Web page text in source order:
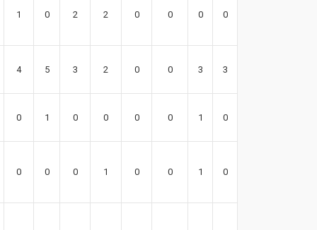
1 0 2 2 0 0 0 0
4 5 3 2 0 0 3 3
0 1 0 0 0 0 1 0
0 0 0 1 0 0 1 0